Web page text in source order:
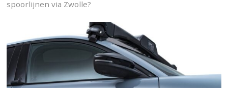
spoorlijnen via Zwolle?